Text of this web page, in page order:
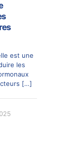
est une
les
[…]